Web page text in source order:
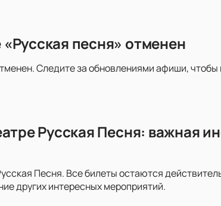
песня» отменен
Следите за обновлениями афиши,
Русская Песня: важная
Песня. Все билеты остаются
других интересных мероприятий.